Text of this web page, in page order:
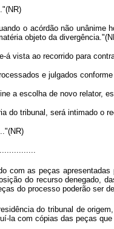
o acórdão não
objeto da
á vista ao recorrido para
e julgados
a escolha de novo relator,
do tribunal, será intimado o
com as peças
do recurso denegado,
do processo poderão ser
do tribunal de
la com cópias das peças